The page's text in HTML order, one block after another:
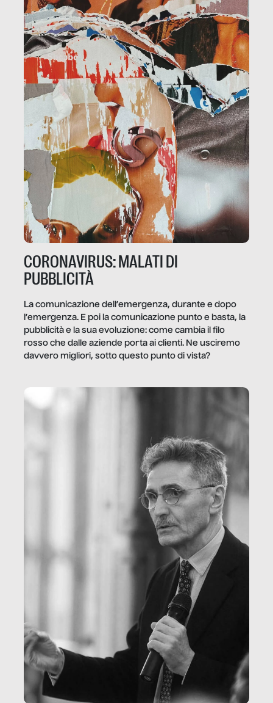
CORONAVIRUS: MALATI DI
PUBBLICITÀ
La comunicazione dell’emergenza, durante e dopo
l’emergenza. E poi la comunicazione punto e basta, la
pubblicità e la sua evoluzione: come cambia il filo
rosso che dalle aziende porta ai clienti. Ne usciremo
davvero migliori, sotto questo punto di vista?